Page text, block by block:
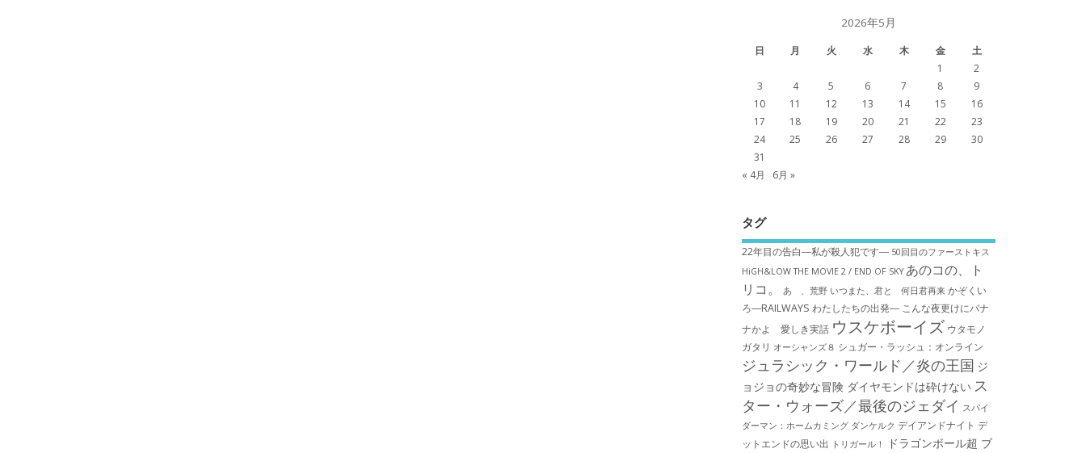
2026年5月
日 月 火 水 木 金
土
1
2
3
4 5 6 7 8
9
10
11 12 13 14 15
16
17
18 19 20 21 22
23
24
25 26 27 28 29
30
31
« 4月
6月 »
タグ
22年目の告白―私が殺人犯です― 50回目のファーストキス
HiGH&LOW THE MOVIE 2 / END OF SKY あのコの、ト
リコ。
あゝ、荒野 いつまた、君と 何日君再来 かぞくい
ろ―RAILWAYS わたしたちの出発― こんな夜更けにバナ
ナかよ 愛しき実話 ウスケボーイズ ウタモノ
ガタリ オーシャンズ８ シュガー・ラッシュ：オ​ンライン
ジュラシック・ワールド／炎の王国 ジ
ョジョの奇妙な冒険 ダイヤモンドは砕けない ス
ター・ウォーズ／最後のジェダイ スパイ
ダーマン：ホームカミング ダンケルク デイアンドナイト デ
ットエンドの思い出
トリガール！ ドラゴンボール超 ブ